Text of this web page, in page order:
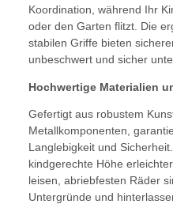
Koordination, während Ihr
oder den Garten flitzt. Die
stabilen Griffe bieten
unbeschwert und sicher
Hochwertige Materialien
Gefertigt aus robustem
Metallkomponenten,
Langlebigkeit und
kindgerechte Höhe
leisen, abriebfesten Räder
Untergründe und